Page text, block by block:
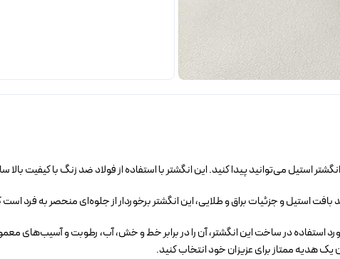
استیل می‌توانید پیدا کنید. این انگشتر با استفاده از فولاد ضد زنگ با
استیل و جزئیات براق و طلایی، این انگشتر برخوردار از جلوه‌ای منحصر به فرد
استفاده در ساخت این انگشتر، آن را در برابر خط و خش، آب، رطوبت و آسیب‌های
هدیه ممتاز برای عزیزان خود انتخاب کنید.